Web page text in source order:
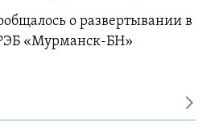
о развертывании в
«Мурманск-БН»